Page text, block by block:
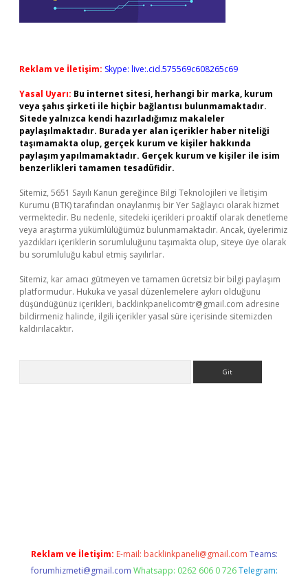
Reklam ve İletişim: Skype: live:.cid.575569c608265c69
Yasal Uyarı: Bu internet sitesi, herhangi bir marka, kurum
veya şahıs şirketi ile hiçbir bağlantısı bulunmamaktadır.
Sitede yalnızca kendi hazırladığımız makaleler
paylaşılmaktadır. Burada yer alan içerikler haber niteliği
taşımamakta olup, gerçek kurum ve kişiler hakkında
paylaşım yapılmamaktadır. Gerçek kurum ve kişiler ile isim
benzerlikleri tamamen tesadüfidir.
Sitemiz, 5651 Sayılı Kanun gereğince Bilgi Teknolojileri ve İletişim
Kurumu (BTK) tarafından onaylanmış bir Yer Sağlayıcı olarak hizmet
vermektedir. Bu nedenle, sitedeki içerikleri proaktif olarak denetleme
veya araştırma yükümlülüğümüz bulunmamaktadır. Ancak, üyelerimiz
yazdıkları içeriklerin sorumluluğunu taşımakta olup, siteye üye olarak
bu sorumluluğu kabul etmiş sayılırlar.
Sitemiz, kar amacı gütmeyen ve tamamen ücretsiz bir bilgi paylaşım
platformudur. Hukuka ve yasal düzenlemelere aykırı olduğunu
düşündüğünüz içerikleri, backlinkpanelicomtr@gmail.com adresine
bildirmeniz halinde, ilgili içerikler yasal süre içerisinde sitemizden
kaldırılacaktır.
Reklam ve İletişim: E-mail: backlinkpaneli@gmail.com Teams:
forumhizmeti@gmail.com Whatsapp: 0262 606 0 726 Telegram: